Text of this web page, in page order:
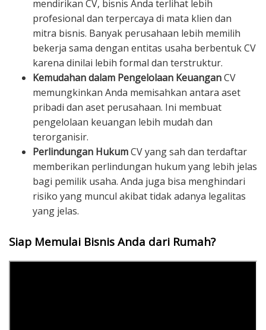
mendirikan CV, bisnis Anda terlihat lebih
profesional dan terpercaya di mata klien dan
mitra bisnis. Banyak perusahaan lebih memilih
bekerja sama dengan entitas usaha berbentuk CV
karena dinilai lebih formal dan terstruktur.
Kemudahan dalam Pengelolaan KeuanganCV
memungkinkan Anda memisahkan antara aset
pribadi dan aset perusahaan. Ini membuat
pengelolaan keuangan lebih mudah dan
terorganisir.
Perlindungan HukumCV yang sah dan terdaftar
memberikan perlindungan hukum yang lebih jelas
bagi pemilik usaha. Anda juga bisa menghindari
risiko yang muncul akibat tidak adanya legalitas
yang jelas.
Siap Memulai Bisnis Anda dari Rumah?